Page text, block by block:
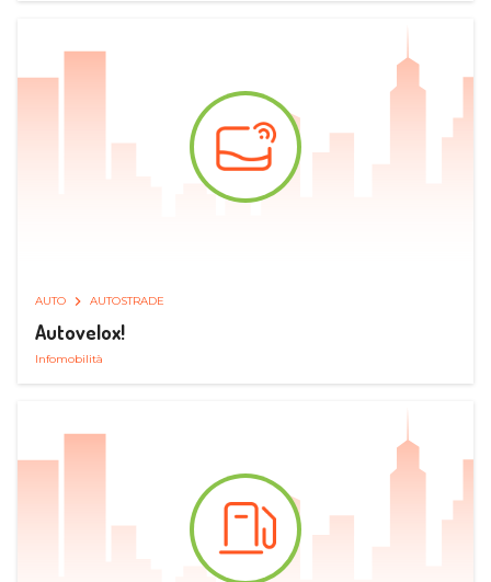
AUTO AUTOSTRADE
Autovelox!
Infomobilità